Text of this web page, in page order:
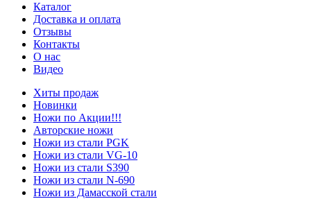
Каталог
Доставка и оплата
Отзывы
Контакты
О нас
Видео
Хиты продаж
Новинки
Ножи по Акции!!!
Авторские ножи
Ножи из стали PGK
Ножи из стали VG-10
Ножи из стали S390
Ножи из стали N-690
Ножи из Дамасской стали